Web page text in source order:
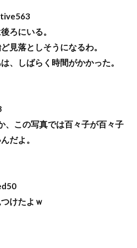
ろにいる。
見落としそうになるわ。
、しばらく時間がかかった。
、この写真では百々子が百々子
だよ。
けたよｗ